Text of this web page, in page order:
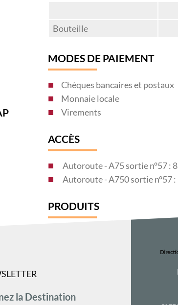
Bouteille
MODES DE PAIEMENT
Chèques bancaires et postaux
Monnaie locale
Virements
ACCÈS
PRODUITS
Dégustation gratuite : oui
la Destination